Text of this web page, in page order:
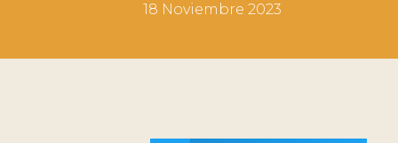
18 Noviembre 2023